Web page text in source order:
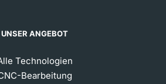
UNSER ANGEBOT
Technologien
Bearbeitung